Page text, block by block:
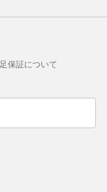
保証について